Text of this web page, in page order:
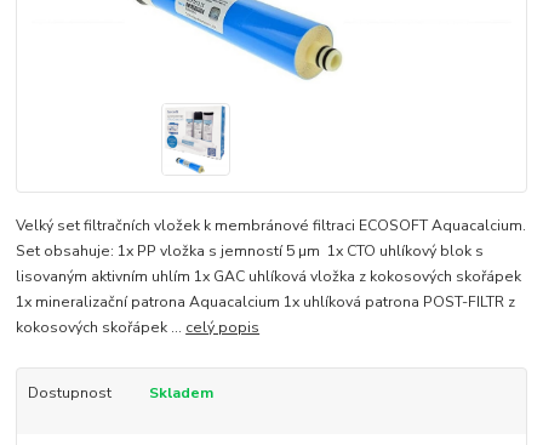
Velký set filtračních vložek k membránové filtraci ECOSOFT Aquacalcium.
Set obsahuje: 1x PP vložka s jemností 5 µm 1x CTO uhlíkový blok s
lisovaným aktivním uhlím 1x GAC uhlíková vložka z kokosových skořápek
1x mineralizační patrona Aquacalcium 1x uhlíková patrona POST-FILTR z
kokosových skořápek ... celý popis
Dostupnost Skladem